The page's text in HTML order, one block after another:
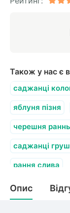
Також у нас є
саджанці
яблуня пізня
черешня
саджанці
рання слива
Опис